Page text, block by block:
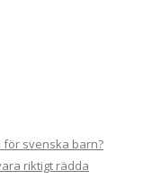
svenska barn?
riktigt rädda